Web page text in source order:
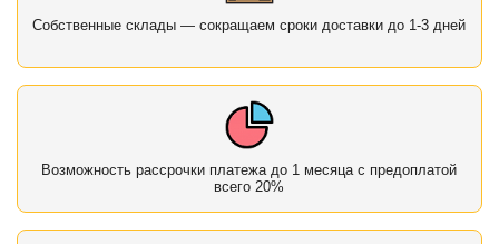
Собственные склады — сокращаем сроки доставки до 1-3 дней
Возможность рассрочки платежа до 1 месяца с предоплатой
всего 20%